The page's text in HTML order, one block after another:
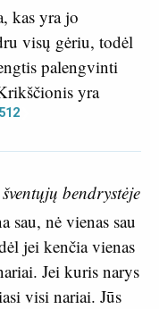
kas yra jo
visų gėriu, todėl
palengvinti
yra
512
šventųjų bendrystėje
sau, nė vienas sau
jei kenčia vienas
Jei kuris narys
visi nariai. Jūs